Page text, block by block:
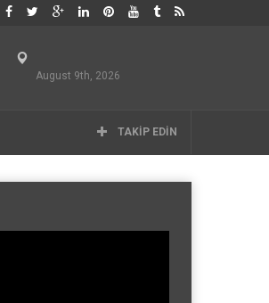
August 9th, 2026
TAKIP EDIN